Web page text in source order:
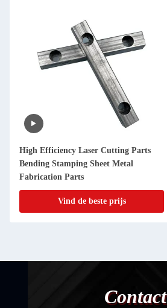
High Efficiency Laser Cutting Parts
Bending Stamping Sheet Metal
Fabrication Parts
Vind de beste prijs
Contact